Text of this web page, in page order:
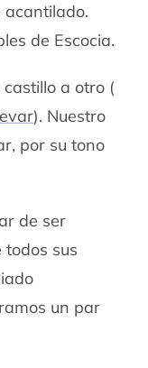
acantilado.
de Escocia.
a otro (
). Nuestro
por su tono
de ser
todos sus
un par